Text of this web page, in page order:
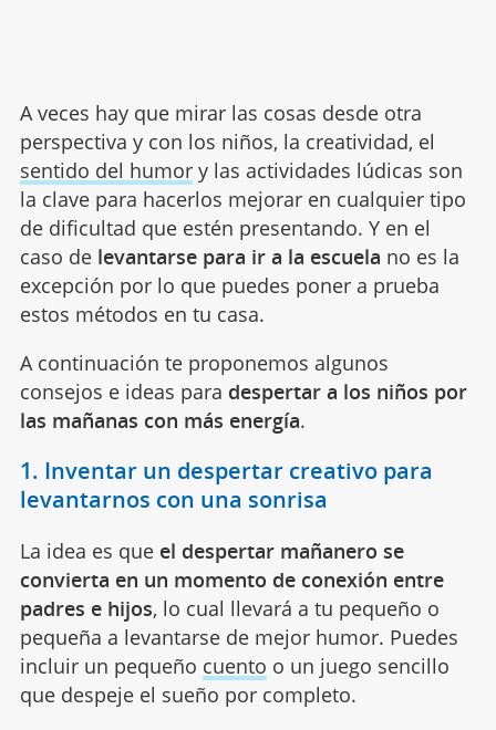
A veces hay que mirar las cosas desde otra
perspectiva y con los niños, la creatividad, el
sentido del humory las actividades lúdicas son
la clave para hacerlos mejorar en cualquier tipo
de dificultad que estén presentando. Y en el
caso delevantarse para ir a la escuela no es la
excepción por lo que puedes poner a prueba
estos métodos en tu casa.
A continuación te proponemos algunos
consejos e ideas para despertar a los niños por
las mañanas con más energía.
1. Inventar un despertar creativo para
levantarnos con una sonrisa
La idea es que el despertar mañanero se
convierta en un momento de conexión entre
padres e hijos, lo cual llevará a tu pequeño o
pequeña a levantarse de mejor humor. Puedes
incluir un pequeño cuento o un juego sencillo
que despeje el sueño por completo.